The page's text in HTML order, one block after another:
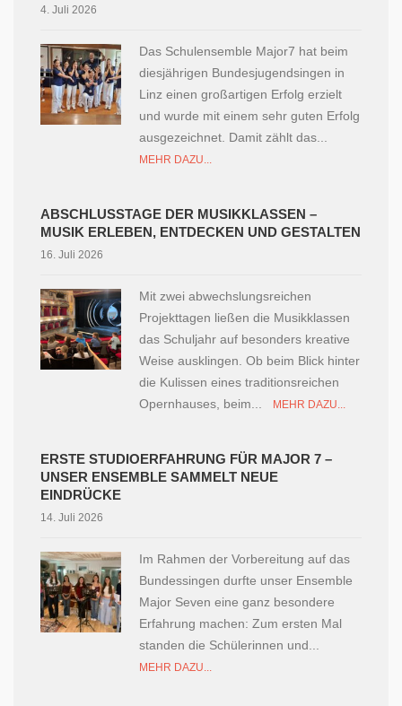
4. Juli 2026
Das Schulensemble Major7 hat beim
diesjährigen Bundesjugendsingen in
Linz einen großartigen Erfolg erzielt
und wurde mit einem sehr guten Erfolg
ausgezeichnet. Damit zählt das...
MEHR DAZU...
ABSCHLUSSTAGE DER MUSIKKLASSEN –
MUSIK ERLEBEN, ENTDECKEN UND GESTALTEN
16. Juli 2026
Mit zwei abwechslungsreichen
Projekttagen ließen die Musikklassen
das Schuljahr auf besonders kreative
Weise ausklingen. Ob beim Blick hinter
die Kulissen eines traditionsreichen
Opernhauses, beim...
MEHR DAZU...
ERSTE STUDIOERFAHRUNG FÜR MAJOR 7 –
UNSER ENSEMBLE SAMMELT NEUE
EINDRÜCKE
14. Juli 2026
Im Rahmen der Vorbereitung auf das
Bundessingen durfte unser Ensemble
Major Seven eine ganz besondere
Erfahrung machen: Zum ersten Mal
standen die Schülerinnen und...
MEHR DAZU...